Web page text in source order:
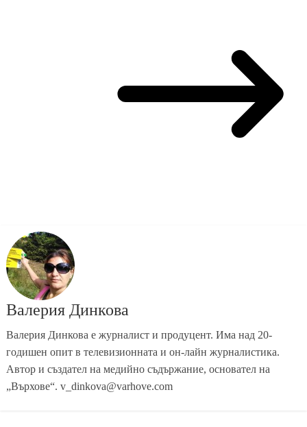
Валерия Динкова
Валерия Динкова е журналист и продуцент. Има над 20-
годишен опит в телевизионната и он-лайн журналистика.
Автор и създател на медийно съдържание, основател на
„Върхове“. v_dinkova@varhove.com